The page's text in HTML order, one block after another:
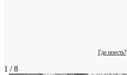
Где поесть?
1 / 8